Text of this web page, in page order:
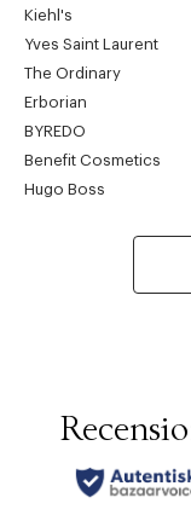
Kiehl's
Yves Saint Laurent
The Ordinary
Erborian
BYREDO
Benefit Cosmetics
Hugo Boss